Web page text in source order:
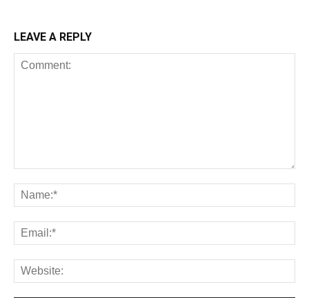
LEAVE A REPLY